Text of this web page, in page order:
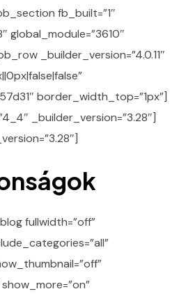
fb_built=”1″
global_module=”3610″
_builder_version=”4.0.11″
border_width_top=”1px”]
_builder_version=”3.28″]
fullwidth=”off”